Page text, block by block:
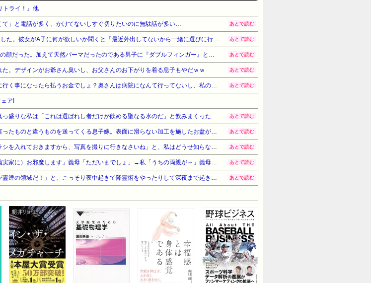
トライ！』他
」と電話が多く、かけてないしすぐ切りたいのに無駄話が多い… あとで読む
あとで読む
あとで読む
。デザインがお爺さん臭いし、お父さんのお下がりを着る息子もやだｗｗ あとで読む
あとで読む
ア!
盛りな私は「これは選ばれし者だけが飲める聖なる水のだ」と飲みまくった あとで読む
あとで読む
あとで読む
あとで読む
あとで読む